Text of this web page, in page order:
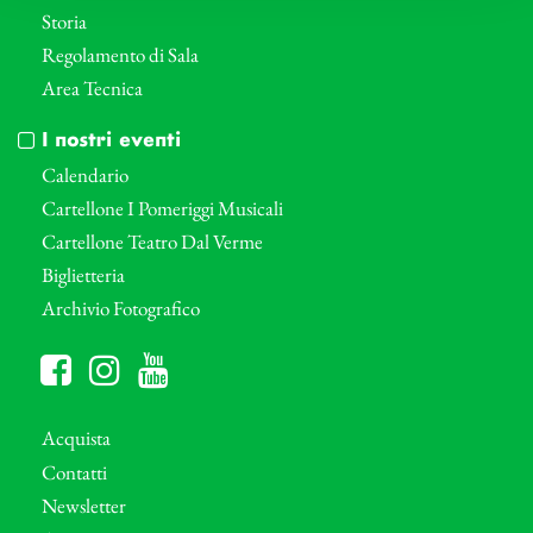
Storia
Regolamento di Sala
Area Tecnica
I nostri eventi
Calendario
Cartellone I Pomeriggi Musicali
Cartellone Teatro Dal Verme
Biglietteria
Archivio Fotografico
Acquista
Contatti
Newsletter